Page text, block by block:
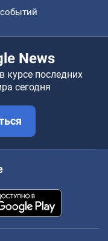
News
курсе последних
сегодня